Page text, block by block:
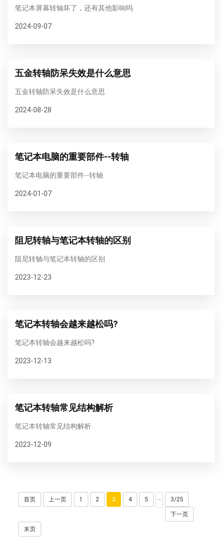
笔记本屏幕转轴坏了，还有其他影响吗
2024-09-07
五金转轴防呆失效是什么意思
五金转轴防呆失效是什么意思
2024-08-28
笔记本电脑的重要部件--转轴
笔记本电脑的重要部件--转轴
2024-01-07
阻尼转轴与笔记本转轴的区别
阻尼转轴与笔记本转轴的区别
2023-12-23
笔记本转轴会越来越松吗?
笔记本转轴会越来越松吗?
2023-12-13
笔记本转轴常见结构解析
笔记本转轴常见结构解析
2023-12-09
首页 上一页 1 2 3 4 5 ··· 3/25
下一页
末页